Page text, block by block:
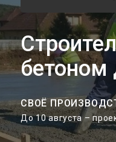
бетоном
СВОЁ
До 10 августа –